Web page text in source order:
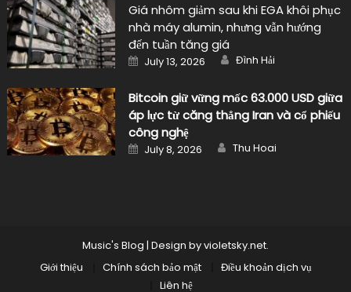
Giá nhôm giảm sau khi EGA khôi phục
nhà máy alumin, nhưng vẫn hướng
đến tuần tăng giá
Posted
on
July 13, 2026 Author
Đình Hải
Bitcoin giữ vững mốc 63.000 USD giữa
áp lực từ căng thẳng Iran và cổ phiếu
công nghệ
Posted
on
July 8, 2026 Author
Thu Hoai
Music's Blog | Design byvioletsky.net.
Giới thiệu
Chính sách bảo mật
Điều khoản dịch vụ
Liên hệ